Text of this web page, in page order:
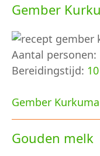
Gember
Aantal personen:
Bereidingstijd:
Gember
Gouden melk